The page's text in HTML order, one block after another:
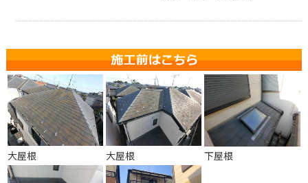
大屋根 大屋根 下屋根